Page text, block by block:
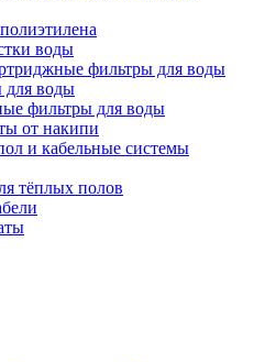
воды
фильтры для воды
для воды
фильтры для воды
от накипи
и кабельные системы
тёплых полов